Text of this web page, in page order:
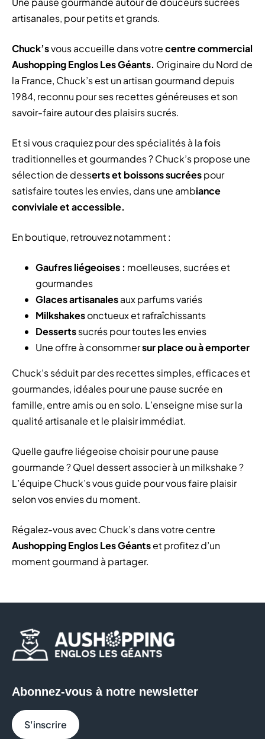
artisanales, pour petits et grands.
Chuck’svous accueille dans votrecentre commercial
Aushopping Englos Les Géants. Originaire du Nord de
la France, Chuck’s est un artisan gourmand depuis
1984, reconnu pour ses recettes généreuses et son
savoir-faire autour des plaisirs sucrés.
Et si vous craquiez pour des spécialités à la fois
traditionnelles et gourmandes ? Chuck’s propose une
sélection de desserts et boissons sucréespour
satisfaire toutes les envies, dans une ambiance
conviviale et accessible.
En boutique, retrouvez notamment :
Gaufres liégeoises : moelleuses, sucrées et
gourmandes
Glaces artisanalesaux parfums variés
Milkshakesonctueux et rafraîchissants
Dessertssucrés pour toutes les envies
Une offre à consommersur place ou à emporter
Chuck’s séduit par des recettes simples, efficaces et
gourmandes, idéales pour une pause sucrée en
famille, entre amis ou en solo. L’enseigne mise sur la
qualité artisanale et le plaisir immédiat.
Quelle gaufre liégeoise choisir pour une pause
gourmande ? Quel dessert associer à un milkshake ?
L’équipe Chuck’s vous guide pour vous faire plaisir
selon vos envies du moment.
Régalez-vous avec Chuck’s dans votre centre
Aushopping Englos Les Géantset profitez d’un
moment gourmand à partager.
Abonnez-vous à notre newsletter
S'inscrire